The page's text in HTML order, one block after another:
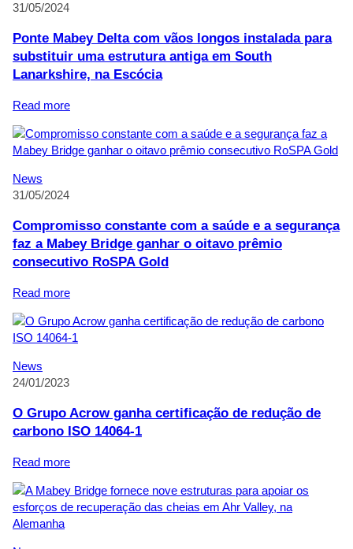
31/05/2024
Ponte Mabey Delta com vãos longos instalada para
substituir uma estrutura antiga em South
Lanarkshire, na Escócia
Read more:
Mabey
Delta
instalada
para
substituir
uma
antiga
em
South
News
31/05/2024
Compromisso constante com a saúde e a segurança
faz a Mabey Bridge ganhar o oitavo prêmio
consecutivo RoSPA Gold
Read more:
constante
com
a
segurança
faz
Bridge
ganhar
News
24/01/2023
O Grupo Acrow ganha certificação de redução de
carbono ISO 14064-1
Read more:
Grupo
Acrow